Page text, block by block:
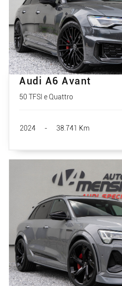
Audi A6 Avant
50 TFSI e Quattro
2024 - 38.741 Km